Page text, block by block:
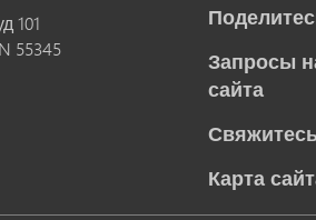
101
55345
Запросы
сайта
Карта